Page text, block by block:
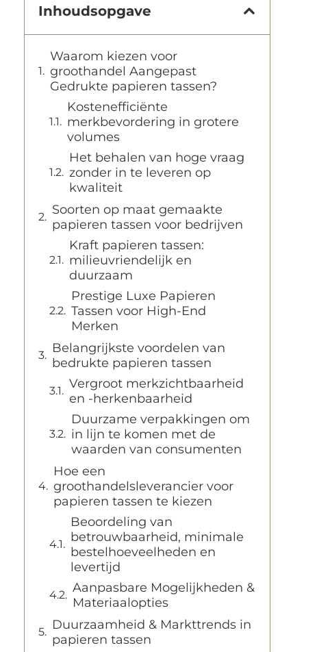
Inhoudsopgave
Waarom kiezen voor
groothandel Aangepast
Gedrukte papieren tassen?
Kostenefficiënte
merkbevordering in grotere
volumes
Het behalen van hoge vraag
zonder in te leveren op
kwaliteit
Soorten op maat gemaakte
papieren tassen voor bedrijven
Kraft papieren tassen:
milieuvriendelijk en
duurzaam
Prestige Luxe Papieren
Tassen voor High-End
Merken
Belangrijkste voordelen van
bedrukte papieren tassen
Vergroot merkzichtbaarheid
en -herkenbaarheid
Duurzame verpakkingen om
in lijn te komen met de
waarden van consumenten
Hoe een
groothandelsleverancier voor
papieren tassen te kiezen
Beoordeling van
betrouwbaarheid, minimale
bestelhoeveelheden en
levertijd
Aanpasbare Mogelijkheden &
Materiaalopties
Duurzaamheid & Markttrends in
papieren tassen